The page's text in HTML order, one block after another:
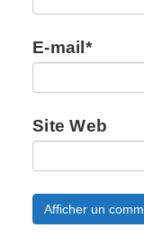
E-mail*
Site Web